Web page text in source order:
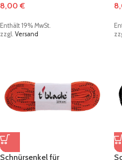
8,00€
Enthält 19% MwSt.
zzgl. Versand
Schnürsenkel für